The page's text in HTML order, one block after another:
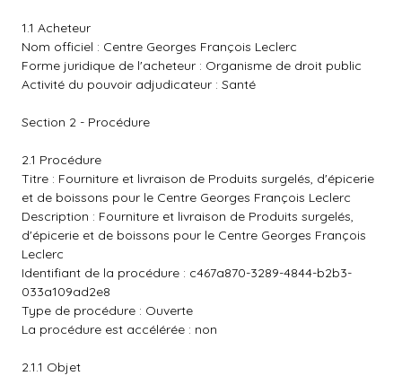
1.1 Acheteur
Nom officiel : Centre Georges François Leclerc
Forme juridique de l'acheteur : Organisme de droit public
Activité du pouvoir adjudicateur : Santé
Section 2 - Procédure
2.1 Procédure
Titre : Fourniture et livraison de Produits surgelés, d'épicerie
et de boissons pour le Centre Georges François Leclerc
Description : Fourniture et livraison de Produits surgelés,
d'épicerie et de boissons pour le Centre Georges François
Leclerc
Identifiant de la procédure : c467a870-3289-4844-b2b3-
033a109ad2e8
Type de procédure : Ouverte
La procédure est accélérée : non
2.1.1 Objet